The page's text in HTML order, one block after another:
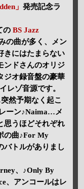
」 発売記念ラ
の BS Jazz
の曲が多く、メン
きにはたまらない
ンドさんのオリジ
ジオ録音盤の豪華
レゾ音源です。
然予期なく起こ
ーン♪Naima…メ
思うほどそれぞれ
の曲♪For My
トルがありまし
、♪Only By
、アンコールはレ